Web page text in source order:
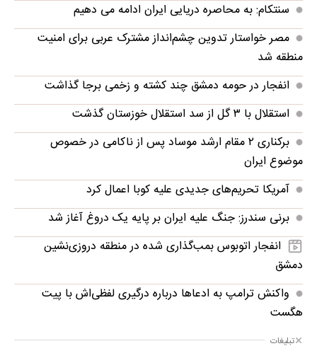
سنتکام: به محاصره دریایی ایران ادامه می دهیم
مصر خواستار تدوین چشم‌انداز مشترک عربی برای امنیت
منطقه شد
انفجار در حومه دمشق چند کشته و زخمی برجا گذاشت
استقلال با ۳ گل از سد استقلال خوزستان گذشت
برکناری ۲ مقام ارشد موساد پس از ناکامی در خصوص
موضوع ایران
آمریکا تحریم‌های جدیدی علیه کوبا اعمال کرد
برنی سندرز: جنگ علیه ایران بر پایه یک دروغ آغاز شد
انفجار اتوبوس بمب‌گذاری شده در منطقه دروزی‌نشین
دمشق
واکنش ترامپ به ادعاها درباره درگیری لفظی‌اش با پیت
هگست
تبلیغات